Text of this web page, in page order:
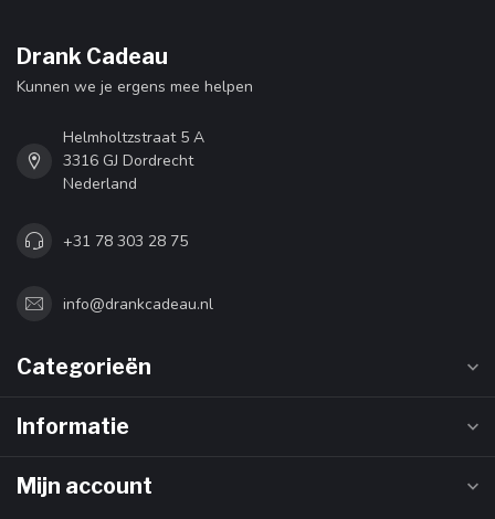
Drank Cadeau
Kunnen we je ergens mee helpen
Helmholtzstraat 5 A
3316 GJ Dordrecht
Nederland
+31 78 303 28 75
info@drankcadeau.nl
Categorieën
Informatie
Mijn account